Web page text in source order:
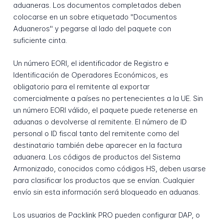
aduaneras. Los documentos completados deben
colocarse en un sobre etiquetado "Documentos
Aduaneros" y pegarse al lado del paquete con
suficiente cinta.
Un número EORI, el identificador de Registro e
Identificación de Operadores Económicos, es
obligatorio para el remitente al exportar
comercialmente a países no pertenecientes a la UE. Sin
un número EORI válido, el paquete puede retenerse en
aduanas o devolverse al remitente. El número de ID
personal o ID fiscal tanto del remitente como del
destinatario también debe aparecer en la factura
aduanera. Los códigos de productos del Sistema
Armonizado, conocidos como códigos HS, deben usarse
para clasificar los productos que se envían. Cualquier
envío sin esta información será bloqueado en aduanas.
Los usuarios de Packlink PRO pueden configurar DAP, o